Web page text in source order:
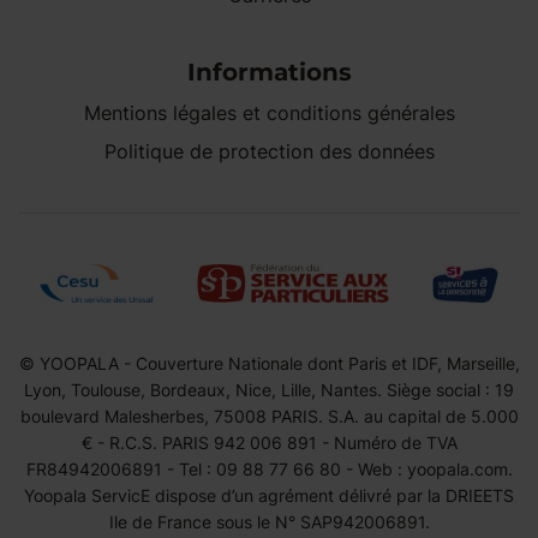
Informations
Mentions légales et conditions générales
Politique de protection des données
© YOOPALA - Couverture Nationale dont Paris et IDF, Marseille,
Lyon, Toulouse, Bordeaux, Nice, Lille, Nantes. Siège social : 19
boulevard Malesherbes, 75008 PARIS. S.A. au capital de 5.000
€ - R.C.S. PARIS 942 006 891 - Numéro de TVA
FR84942006891 - Tel : 09 88 77 66 80 - Web : yoopala.com.
Yoopala ServicE dispose d’un agrément délivré par la DRIEETS
Ile de France sous le N° SAP942006891.